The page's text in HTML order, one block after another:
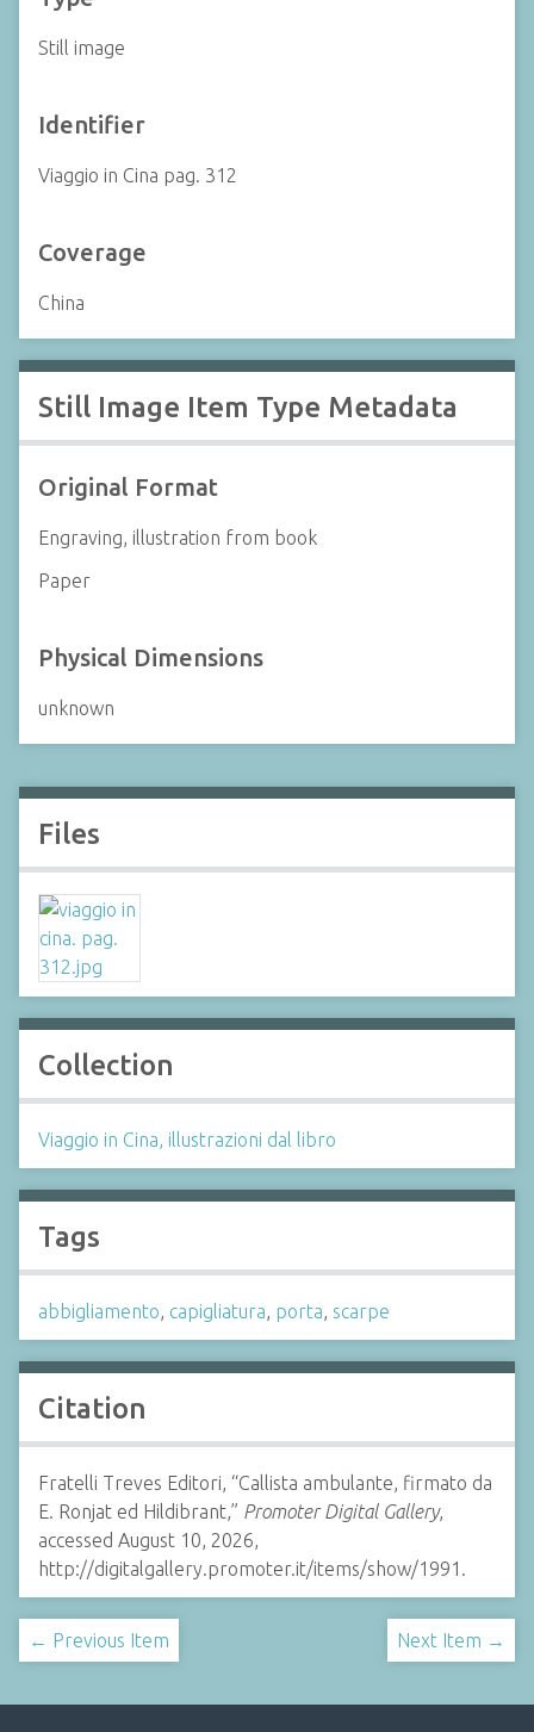
Still image
Identifier
Viaggio in Cina pag. 312
Coverage
China
Still Image Item Type Metadata
Original Format
Engraving, illustration from book
Paper
Physical Dimensions
unknown
Files
Collection
Viaggio in Cina, illustrazioni dal libro
Tags
abbigliamento, capigliatura, porta, scarpe
Citation
Fratelli Treves Editori, “Callista ambulante, firmato da
E. Ronjat ed Hildibrant,” Promoter Digital Gallery,
accessed August 10, 2026,
http://digitalgallery.promoter.it/items/show/1991.
← Previous Item Next Item →